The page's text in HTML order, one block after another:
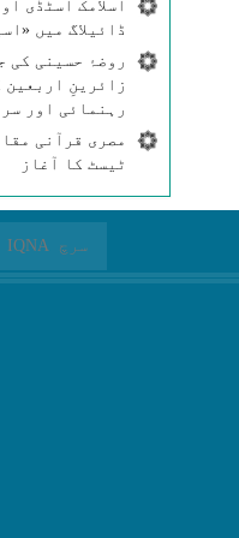
اسلامک اسٹڈی
ڈائیلاگ میں
روضۂ حسینی کی
زائرینِ
رہنمائی اور
مصری قرآنی
ٹیسٹ کا آغاز